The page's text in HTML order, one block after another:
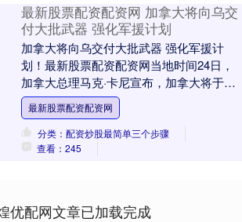
最新股票配资配资网 加拿大将向乌交
付大批武器 强化军援计划
加拿大将向乌交付大批武器 强化军援计
划！最新股票配资配资网当地时间24日，
加拿大总理马克·卡尼宣布，加拿大将于今
年9月向乌克兰移交价值超过10亿美元的武
器装备。....
最新股票配资配资网
分类：配资炒股最简单三个步骤
查看：245
优配网文章已加载完成